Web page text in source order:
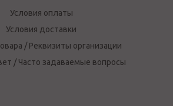
Условия оплаты
Условия доставки
/ Реквизиты организации
/ Часто задаваемые вопросы